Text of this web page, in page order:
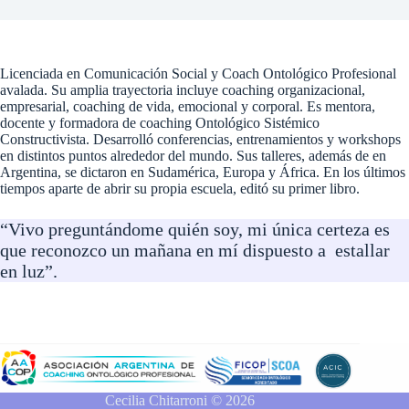
Licenciada en Comunicación Social y Coach Ontológico Profesional
avalada. Su amplia trayectoria incluye coaching organizacional,
empresarial, coaching de vida, emocional y corporal. Es mentora,
docente y formadora de coaching Ontológico Sistémico
Constructivista. Desarrolló conferencias, entrenamientos y workshops
en distintos puntos alrededor del mundo. Sus talleres, además de en
Argentina, se dictaron en Sudamérica, Europa y África. En los últimos
tiempos aparte de abrir su propia escuela, editó su primer libro.
“Vivo preguntándome quién soy, mi única certeza es
que reconozco un mañana en mí dispuesto a estallar
en luz”.
Cecilia Chitarroni © 2026